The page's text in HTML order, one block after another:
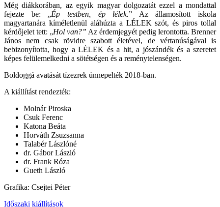
Még diákkorában, az egyik magyar dolgozatát ezzel a mondattal
fejezte be: „Ép testben, ép lélek.” Az államosított iskola
magyartanára kíméletlenül aláhúzta a LÉLEK szót, és piros tollal
kérdőjelet tett: „Hol van?” Az érdemjegyét pedig lerontotta. Brenner
János nem csak rövidre szabott életével, de vértanúságával is
bebizonyította, hogy a LÉLEK és a hit, a jószándék és a szeretet
képes felülemelkedni a sötétségen és a reménytelenségen.
Boldoggá avatását tízezrek ünnepelték 2018-ban.
A kiállítást rendezték:
Molnár Piroska
Csuk Ferenc
Katona Beáta
Horváth Zsuzsanna
Talabér Lászlóné
dr. Gábor László
dr. Frank Róza
Gueth László
Grafika: Csejtei Péter
Időszaki kiállítások